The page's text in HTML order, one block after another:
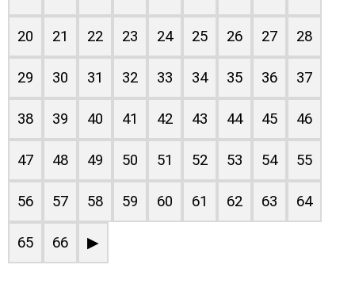
20 21 22 23 24 25 26 27 28
29 30 31 32 33 34 35 36 37
38 39 40 41 42 43 44 45 46
47 48 49 50 51 52 53 54 55
56 57 58 59 60 61 62 63 64
65 66 ▶